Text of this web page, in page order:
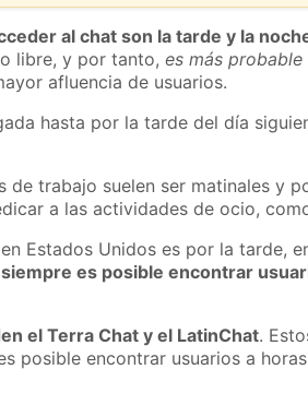
al chat son la tarde y la
libre, y por tanto,es más
afluencia de usuarios.
hasta por la tarde del día
de trabajo suelen ser matinales y
a las actividades de ocio,
Estados Unidos es por la tarde,
siempre es posible encontrar
el Terra Chat y el LatinChat.
posible encontrar usuarios a